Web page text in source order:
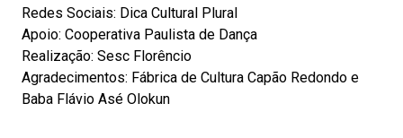
Redes Sociais: Dica Cultural Plural
Apoio: Cooperativa Paulista de Dança
Realização: Sesc Florêncio
Agradecimentos: Fábrica de Cultura Capão Redondo e
Baba Flávio Asé Olokun